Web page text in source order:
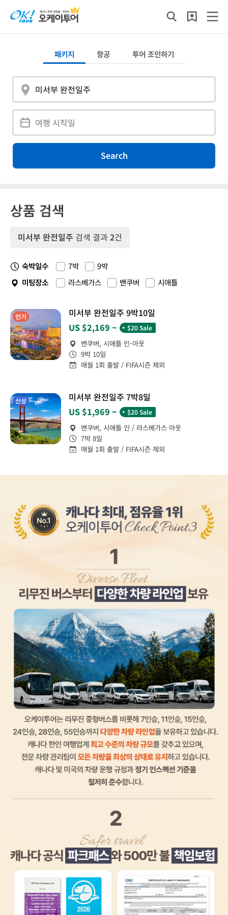
패키지 항공 투어 조인하기
Search
상품 검색
미서부 완전일주 검색 결과2건
숙박일수 7박
9박
미팅장소
라스베가스 밴쿠버 시애틀
인기
미서부 완전일주 9박10일
US $2,169 ~
$20 Sale
˙
밴쿠버, 시애틀 인-아웃
9박 10일
매월 1회 출발 / FIFA시즌 제외
신상
미서부 완전일주 7박8일
US $1,969 ~
$20 Sale
˙
밴쿠버, 시애틀 인 / 라스베가스 아웃
7박 8일
매월 1회 출발 / FIFA시즌 제외